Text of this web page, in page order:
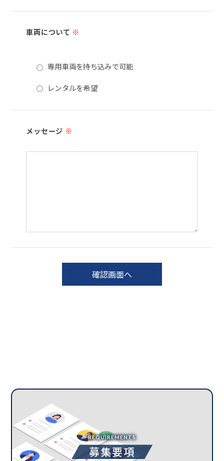
車両について ※
専用車両を持ち込みで可能
レンタルを希望
メッセージ ※
REQUIREMENTS
募集要項